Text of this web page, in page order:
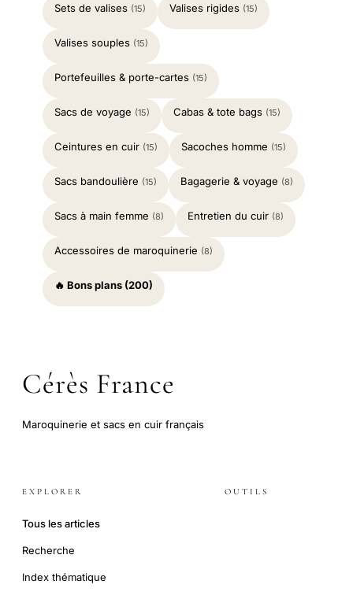
Sets de valises (15) Valises rigides (15)
Valises souples (15)
Portefeuilles & porte-cartes (15)
Sacs de voyage (15) Cabas & tote bags (15)
Ceintures en cuir (15) Sacoches homme (15)
Sacs bandoulière (15) Bagagerie & voyage (8)
Sacs à main femme (8) Entretien du cuir (8)
Accessoires de maroquinerie (8)
🔥 Bons plans (200)
Cérès France
Maroquinerie et sacs en cuir français
EXPLORER
Tous les articles
Recherche
Index thématique
OUTILS